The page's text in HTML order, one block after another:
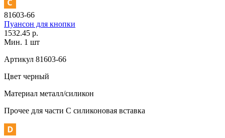
81603-66
Пуансон для кнопки
1532.45 р.
Мин. 1 шт
Артикул 81603-66
Цвет черный
Материал металл/силикон
Прочее для части C силиконовая вставка